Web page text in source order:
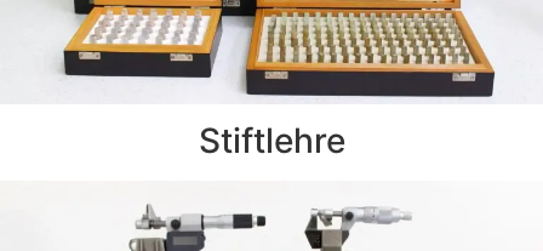
Stiftlehre